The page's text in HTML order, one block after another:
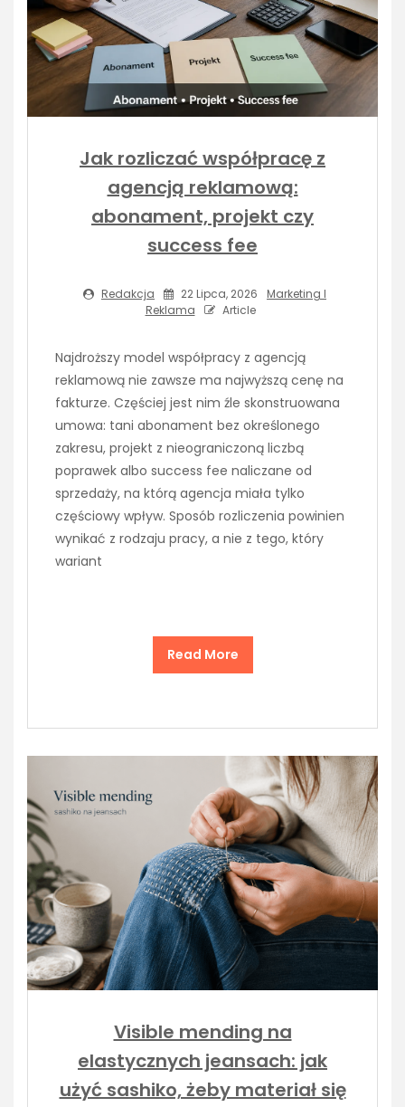
Jak rozliczać współpracę z
agencją reklamową:
abonament, projekt czy
success fee
Redakcja 22 Lipca, 2026
Marketing I
Reklama
Article
Najdroższy model współpracy z agencją
reklamową nie zawsze ma najwyższą cenę na
fakturze. Częściej jest nim źle skonstruowana
umowa: tani abonament bez określonego
zakresu, projekt z nieograniczoną liczbą
poprawek albo success fee naliczane od
sprzedaży, na którą agencja miała tylko
częściowy wpływ. Sposób rozliczenia powinien
wynikać z rodzaju pracy, a nie z tego, który
wariant
Read More
Visible mending na
elastycznych jeansach: jak
użyć sashiko, żeby materiał się